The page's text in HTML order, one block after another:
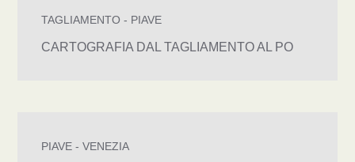
TAGLIAMENTO - PIAVE
CARTOGRAFIA DAL TAGLIAMENTO AL PO
PIAVE - VENEZIA